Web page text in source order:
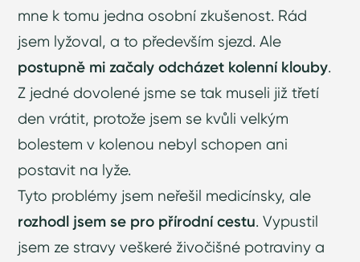
mne k tomu jedna osobní zkušenost. Rád
jsem lyžoval, a to především sjezd. Ale
postupně mi začaly odcházet kolenní klouby.
Z jedné dovolené jsme se tak museli již třetí
den vrátit, protože jsem se kvůli velkým
bolestem v kolenou nebyl schopen ani
postavit na lyže.
Tyto problémy jsem neřešil medicínsky, ale
rozhodl jsem se pro přírodní cestu. Vypustil
jsem ze stravy veškeré živočišné potraviny a